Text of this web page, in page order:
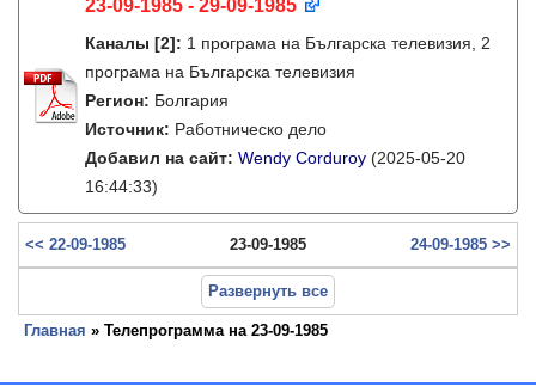
23-09-1985 - 29-09-1985
Каналы [2]: 1 програма на Българска телевизия, 2
програма на Българска телевизия
Регион: Болгария
Источник: Работническо дело
Добавил на сайт: Wendy Corduroy (2025-05-20
16:44:33)
<< 22-09-1985 23-09-1985 24-09-1985 >>
Развернуть все
Главная » Телепрограмма на 23-09-1985